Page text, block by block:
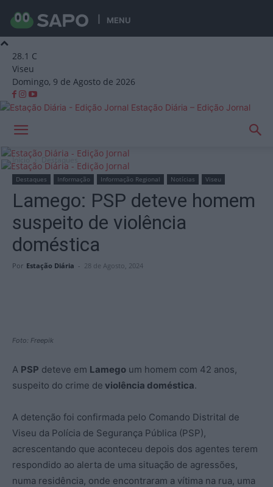
MENU
28.1 C
Viseu
Domingo, 9 de Agosto de 2026
Estação Diária – Edição Jornal
Início Destaques
Destaques Informação Informação Regional Notícias Viseu
Lamego: PSP deteve homem
suspeito de violência
doméstica
Por Estação Diária - 28 de Agosto, 2024
Foto: Freepik
A PSP deteve em Lamego um homem com 42 anos,
suspeito do crime de violência doméstica.
A detenção foi confirmada pelo Comando Distrital de
Viseu da Polícia de Segurança Pública (PSP),
acrescentando que aconteceu depois dos agentes terem
respondido ao alerta de uma situação de agressões,
numa residência, onde encontraram a vítima na rua, uma